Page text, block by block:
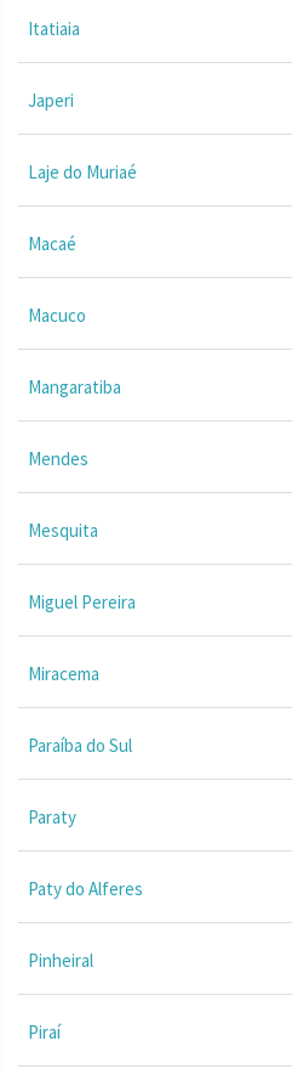
Itatiaia
Japeri
Laje do Muriaé
Macaé
Macuco
Mangaratiba
Mendes
Mesquita
Miguel Pereira
Miracema
Paraíba do Sul
Paraty
Paty do Alferes
Pinheiral
Piraí